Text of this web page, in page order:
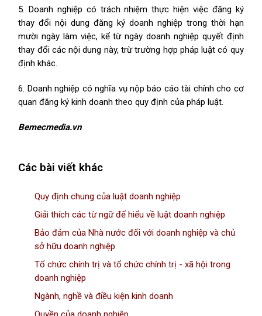
5. Doanh nghiệp có trách nhiệm thực hiện việc đăng ký
thay đổi nội dung đăng ký doanh nghiệp trong thời hạn
mười ngày làm việc, kể từ ngày doanh nghiệp quyết định
thay đổi các nội dung này, trừ trường hợp pháp luật có quy
định khác.
6. Doanh nghiệp có nghĩa vụ nộp báo cáo tài chính cho cơ
quan đăng ký kinh doanh theo quy định của pháp luật.
Bemecmedia.vn
Các bài viết khác
Quy định chung của luật doanh nghiệp
Giải thích các từ ngữ để hiểu về luật doanh nghiệp
Bảo đảm của Nhà nước đối với doanh nghiệp và chủ
sở hữu doanh nghiệp
Tổ chức chính trị và tổ chức chính trị - xã hội trong
doanh nghiệp
Ngành, nghề và điều kiện kinh doanh